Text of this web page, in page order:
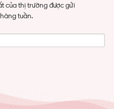
của thị trường được gửi
tuần.